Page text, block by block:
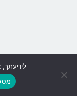
גלילה
לראש